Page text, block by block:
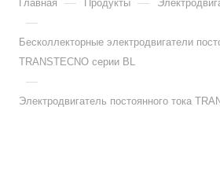
Главная — Продукты —
—
Бесколлекторные электродвигатели
TRANSTECNO серии BL
—
Электродвигатель постоянного тока